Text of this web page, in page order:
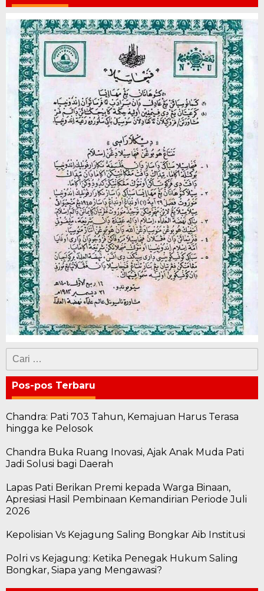
Cari
untuk:
Pos-pos Terbaru
Chandra: Pati 703 Tahun, Kemajuan Harus Terasa
hingga ke Pelosok
Chandra Buka Ruang Inovasi, Ajak Anak Muda Pati
Jadi Solusi bagi Daerah
Lapas Pati Berikan Premi kepada Warga Binaan,
Apresiasi Hasil Pembinaan Kemandirian Periode Juli
2026
Kepolisian Vs Kejagung Saling Bongkar Aib Institusi
Polri vs Kejagung: Ketika Penegak Hukum Saling
Bongkar, Siapa yang Mengawasi?